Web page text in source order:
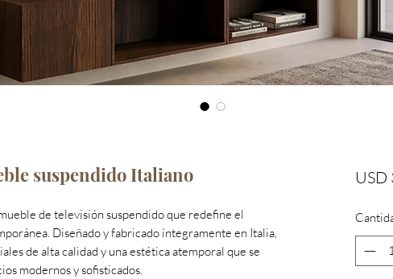
suspendido Italiano
de televisión suspendido que redefine el
Diseñado y fabricado íntegramente en Italia,
de alta calidad y una estética atemporal que se
modernos y sofisticados.